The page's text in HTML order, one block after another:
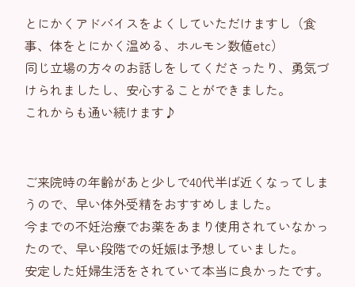
とにかくアドバイスをよくしていただけますし（食
事、体をとにかく温める、ホルモン数値etc）
同じ立場の方々のお話しをしてくださったり、勇気づ
けられましたし、安心することができました。
これからも通い続けます♪
ご来院時の年齢があと少しで40代半ば近くなってしま
うので、早い体外受精をおすすめしました。
今までの不妊治療でお薬をあまり使用されていなかっ
たので、早い段階での妊娠は予想していました。
安定した妊婦生活をされていて本当に良かったです。